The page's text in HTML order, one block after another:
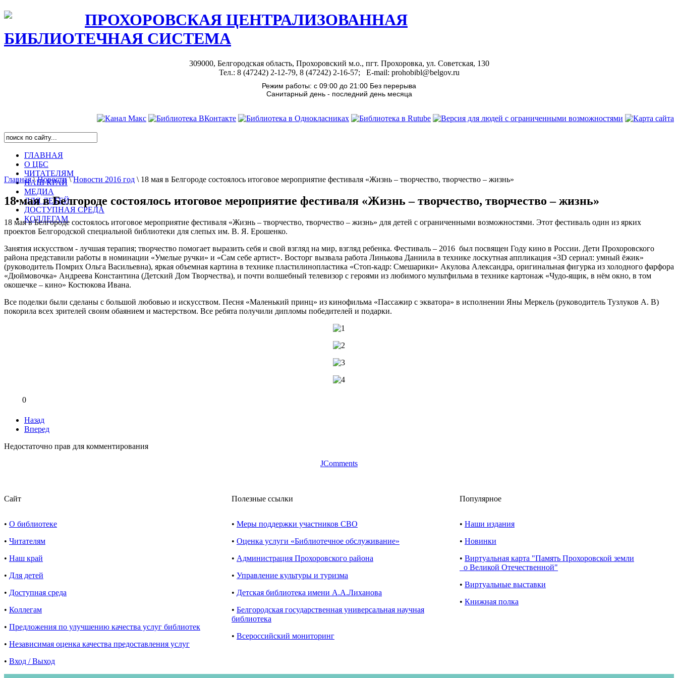
ПРОХОРОВСКАЯ ЦЕНТРАЛИЗОВАННАЯ
БИБЛИОТЕЧНАЯ СИСТЕМА
309000, Белгородская область, Прохоровский м.о., пгт. Прохоровка, ул. Советская, 130
Тел.: 8 (47242) 2-12-79, 8 (47242) 2-16-57; E-mail: prohobibl@belgov.ru
Режим работы: с 09:00 до 21:00 Без перерыва
Санитарный день - последний день месяца
ГЛАВНАЯ
О ЦБС
ЧИТАТЕЛЯМ
НАШ КРАЙ
МЕДИА
ДЛЯ ДЕТЕЙ
ДОСТУПНАЯ СРЕДА
КОЛЛЕГАМ
Главная\Новости\Новости 2016 год \ 18 мая в Белгороде состоялось итоговое мероприятие фестиваля «Жизнь – творчество, творчество – жизнь»
18 мая в Белгороде состоялось итоговое мероприятие фестиваля «Жизнь – творчество, творчество – жизнь»
18 мая в Белгороде состоялось итоговое мероприятие фестиваля «Жизнь – творчество, творчество – жизнь» для детей с ограниченными возможностями. Этот фестиваль один из ярких
проектов Белгородской специальной библиотеки для слепых им. В. Я. Ерошенко.
Занятия искусством - лучшая терапия; творчество помогает выразить себя и свой взгляд на мир, взгляд ребенка. Фестиваль – 2016 был посвящен Году кино в России. Дети Прохоровского
района представили работы в номинации «Умелые ручки» и «Сам себе артист». Восторг вызвала работа Линькова Даниила в технике лоскутная аппликация «3D сериал: умный ёжик»
(руководитель Помрих Ольга Васильевна), яркая объемная картина в технике пластилинопластика «Стоп-кадр: Смешарики» Акулова Александра, оригинальная фигурка из холодного фарфора
«Дюймовочка» Андреева Константина (Детский Дом Творчества), и почти волшебный телевизор с героями из любимого мультфильма в технике картонаж «Чудо-ящик, в нём окно, в том
окошечке – кино» Костюкова Ивана.
Все поделки были сделаны с большой любовью и искусством. Песня «Маленький принц» из кинофильма «Пассажир с экватора» в исполнении Яны Меркель (руководитель Тузлуков А. В)
покорила всех зрителей своим обаянием и мастерством. Все ребята получили дипломы победителей и подарки.
0
Назад
Вперед
Недостаточно прав для комментирования
JComments
Сайт Полезные ссылки Популярное
• О библиотеке
• Читателям
• Наш край
• Для детей
• Доступная среда
• Коллегам
• Предложения по улучшению качества услуг библиотек
• Независимая оценка качества предоставления услуг
• Вход / Выход
• Меры поддержки участников СВО
• Оценка услуги «Библиотечное обслуживание»
• Администрация Прохоровского района
• Управление культуры и туризма
• Детская библиотека имени А.А.Лиханова
• Белгородская государственная универсальная научная
библиотека
• Всероссийский мониторинг
• Наши издания
• Новинки
• Виртуальная карта "Память Прохоровской земли
о Великой Отечественной"
• Виртуальные выставки
• Книжная полка